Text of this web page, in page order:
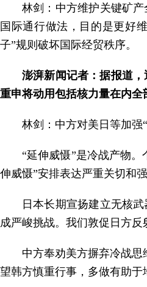
林剑：中方维护关键矿
国际通行做法，目的是更好
子”规则破坏国际经贸秩序。
澎湃新闻记者：据报道
重申将动用包括核力量在内
林剑：中方对美日等加强
“延伸威慑”是冷战产物
伸威慑”安排表达严重关切和强
日本长期宣扬建立无核
成严峻挑战。我们敦促日方
中方奉劝美方摒弃冷战
望韩方慎重行事，多做有助于